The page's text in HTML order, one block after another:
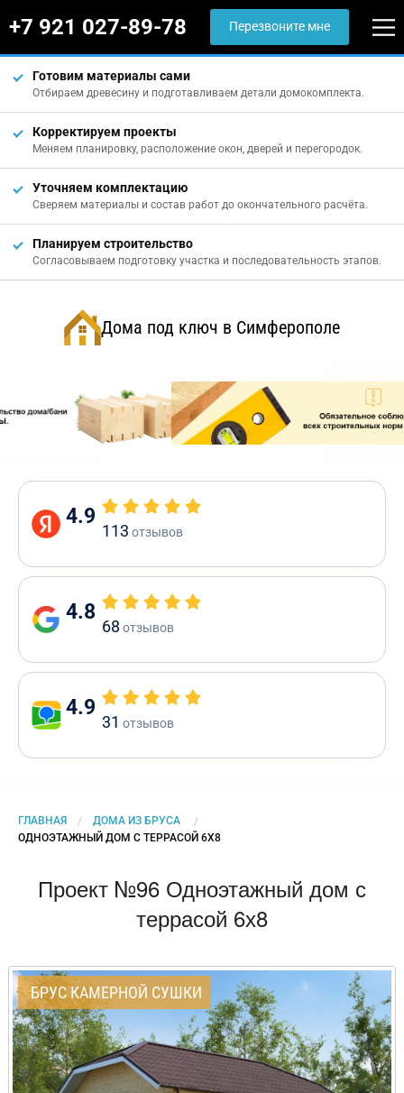
+7 921 027-89-78 Перезвоните мне
Готовим материалы сами
Отбираем древесину и подготавливаем детали домокомплекта.
Корректируем проекты
Меняем планировку, расположение окон, дверей и перегородок.
Уточняем комплектацию
Сверяем материалы и состав работ до окончательного расчёта.
Планируем строительство
Согласовываем подготовку участка и последовательность этапов.
Дома под ключ в Симферополе
4.9
113 отзывов
4.8
68 отзывов
4.9
31 отзывов
ГЛАВНАЯ
ДОМА ИЗ БРУСА
CURRENT:
ОДНОЭТАЖНЫЙ ДОМ С ТЕРРАСОЙ 6Х8
Проект №96 Одноэтажный дом с
террасой 6х8
БРУС КАМЕРНОЙ СУШКИ